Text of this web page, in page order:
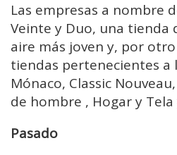
Las empresas a nombre
Veinte y Duo, una tienda
aire más joven y, por
tiendas pertenecientes a
Mónaco, Classic
de hombre , Hogar y Tela
Pasado